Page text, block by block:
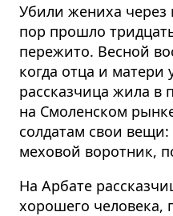
Убили жениха через
пор прошло
пережито. Весной
когда отца и
рассказчица жила в
на Смоленском
солдатам свои вещи:
меховой воротник,
На Арбате
хорошего человека,